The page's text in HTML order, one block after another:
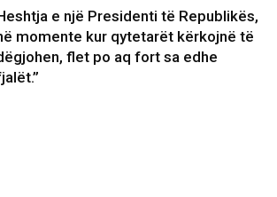
e një Presidenti të Republikës,
momente kur qytetarët kërkojnë të
flet po aq fort sa edhe